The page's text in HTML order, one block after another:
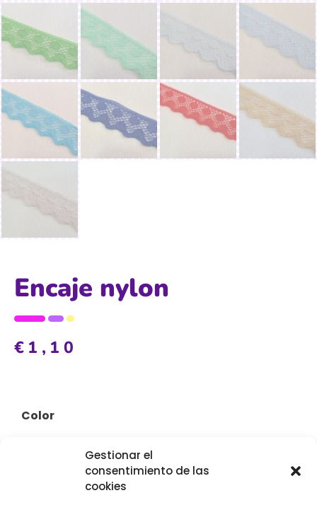
Gestionar el
consentimiento de las
cookies
Encaje nylon
€ 1,10
Color